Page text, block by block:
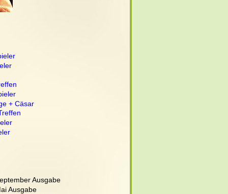
+ Cäsar
Ausgabe
Ausgabe